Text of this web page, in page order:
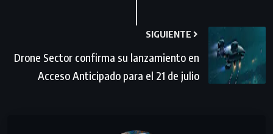
SIGUIENTE
Drone Sector confirma su lanzamiento en
Acceso Anticipado para el 21 de julio